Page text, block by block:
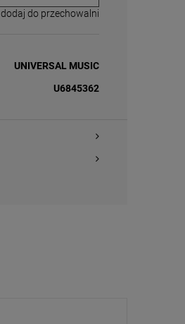
dodaj do przechowalni
UNIVERSAL MUSIC
U6845362